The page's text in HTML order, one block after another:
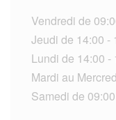
Vendredi de
Jeudi de 14:00 -
Lundi de 14:00 -
Mardi au
Samedi de